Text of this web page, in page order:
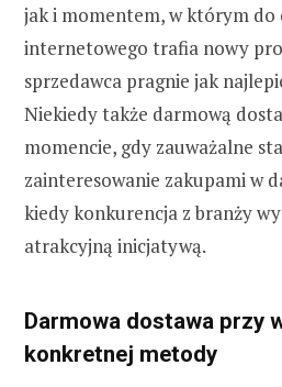
jak i momentem, w którym
internetowego trafia nowy
sprzedawca pragnie jak
Niekiedy także darmową
momencie, gdy zauważalne
zainteresowanie zakupami w
kiedy konkurencja z branży
atrakcyjną inicjatywą.
Darmowa dostawa przy
konkretnej metody